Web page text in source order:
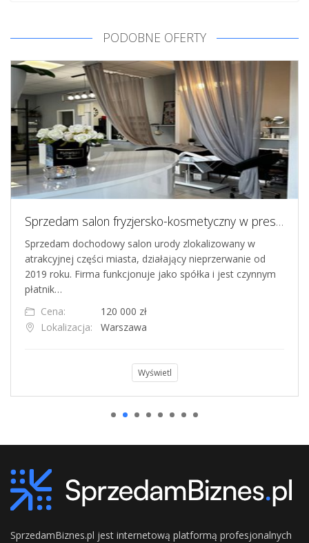
PODOBNE OFERTY
Sprzedam salon fryzjersko-kosmetyczny w prestiżowej lokalizacji na warszawskim Mokotowie
Sprzedam dochodowy salon urody zlokalizowany w
atrakcyjnej części miasta, działający nieprzerwanie od
2019 roku. Firma funkcjonuje jako spółka i jest czynnym
płatnik…
Cena:
120 000 zł
Lokalizacja:
Warszawa
Wyświetl
SprzedamBiznes.pl jest internetową platformą profesjonalnych